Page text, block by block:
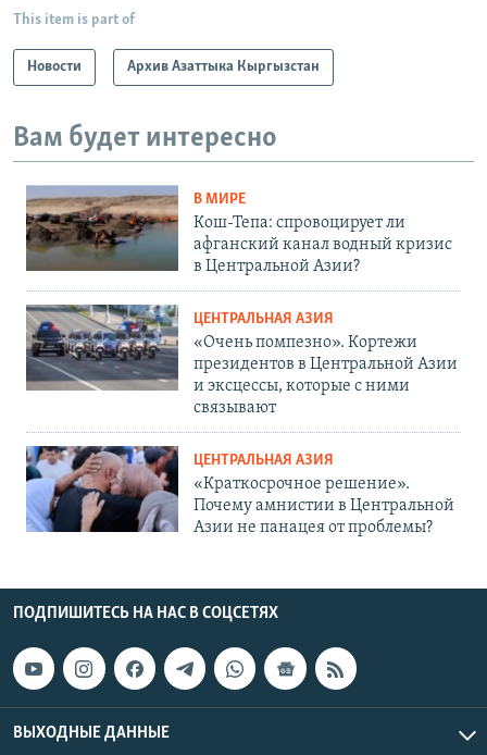
This item is part of
Новости Архив Азаттыка Кыргызстан
Вам будет интересно
В МИРЕ
Кош-Тепа: спровоцирует ли
афганский канал водный кризис
в Центральной Азии?
ЦЕНТРАЛЬНАЯ АЗИЯ
«Очень помпезно». Кортежи
президентов в Центральной Азии
и эксцессы, которые с ними
связывают
ЦЕНТРАЛЬНАЯ АЗИЯ
«Краткосрочное решение».
Почему амнистии в Центральной
Азии не панацея от проблемы?
ПОДПИШИТЕСЬ НА НАС В СОЦСЕТЯХ
ВЫХОДНЫЕ ДАННЫЕ